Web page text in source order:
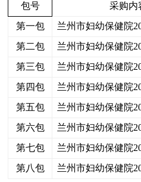
包号
采购内
第一包
兰州市妇幼保健院
第二包
兰州市妇幼保健院
第三包 兰州市妇幼保健院
第四包 兰州市妇幼保健院
第五包 兰州市妇幼保健院
第六包 兰州市妇幼保健院
第七包 兰州市妇幼保健院
第八包 兰州市妇幼保健院